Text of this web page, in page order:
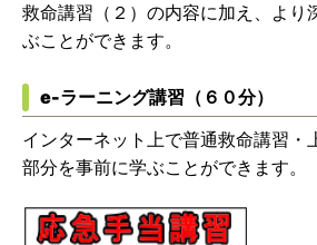
救命講習（２）の内容に加え、より
ぶことができます。
e-ラーニング講習（６０分）
インターネット上で普通救命講習・
部分を事前に学ぶことができます。